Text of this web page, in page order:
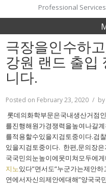
Professional
극장을인수하
강원 랜드 출입
니다.
Posted on February 23, 2020 by
롯데의화학부문은국내생산거점
를진행해원가경쟁력을높여나갈
를적용할수있을지검토중이다.검
있을지검토중이다. 한편,문의장
국국민의눈높이에못미쳐모두에
지노있다”면서도”누군가는제안
연에서자신의제안에대해”양국국